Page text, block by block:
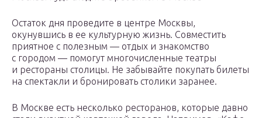
Остаток дня проведите в центре Москвы,
окунувшись в ее культурную жизнь. Совместить
приятное с полезным — отдых и знакомство
с городом — помогут многочисленные театры
и рестораны столицы. Не забывайте покупать билеты
на спектакли и бронировать столики заранее.
В Москве есть несколько ресторанов, которые давно